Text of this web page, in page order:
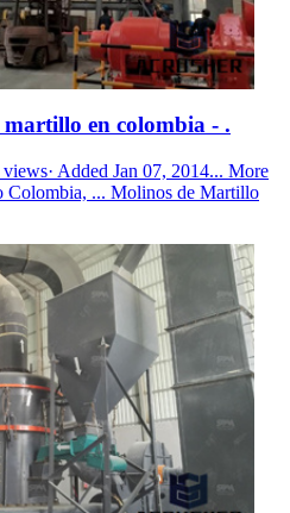
en colombia - .
Added Jan 07, 2014... More
Colombia, ... Molinos de Martillo